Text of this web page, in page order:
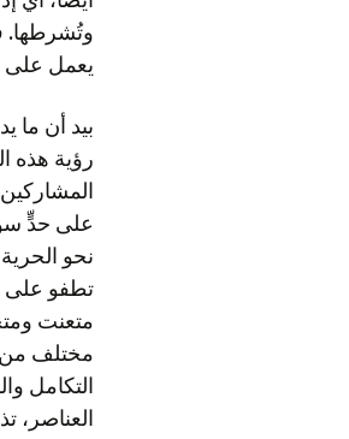
وتُشرطها.
يعمل على
بيد أن ما
على حدٍّ
نحو
تطفو على
متعنت
التكامل
العناصر،